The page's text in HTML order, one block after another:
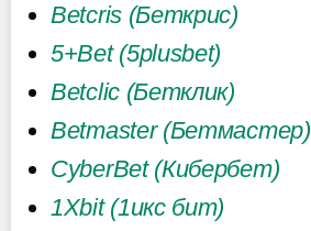
Betcris (Беткрис)
5+Bet (5plusbet)
Betclic (Бетклик)
Betmaster (Бетмастер)
CyberBet (Кибербет)
1Xbit (1икс бит)